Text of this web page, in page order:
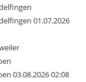
01.07.2026
03.08.2026 02:08